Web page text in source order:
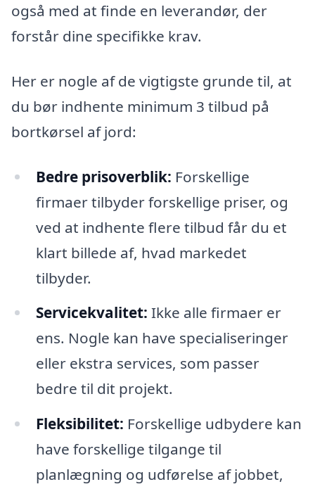
også med at finde en leverandør, der
forstår dine specifikke krav.
Her er nogle af de vigtigste grunde til, at
du bør indhente minimum 3 tilbud på
bortkørsel af jord:
Bedre prisoverblik: Forskellige
firmaer tilbyder forskellige priser, og
ved at indhente flere tilbud får du et
klart billede af, hvad markedet
tilbyder.
Servicekvalitet: Ikke alle firmaer er
ens. Nogle kan have specialiseringer
eller ekstra services, som passer
bedre til dit projekt.
Fleksibilitet: Forskellige udbydere kan
have forskellige tilgange til
planlægning og udførelse af jobbet,